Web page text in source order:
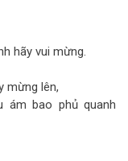
hãy vui mừng.
mừng lên,
ám bao phủ quanh